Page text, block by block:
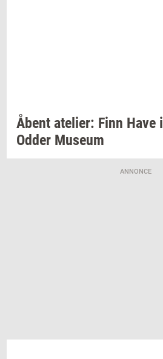
Åbent ate­li­er: Finn Have i
Odder Mu­se­um
ANNONCE